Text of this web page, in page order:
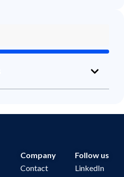
Company
Contact
Follow us
LinkedIn